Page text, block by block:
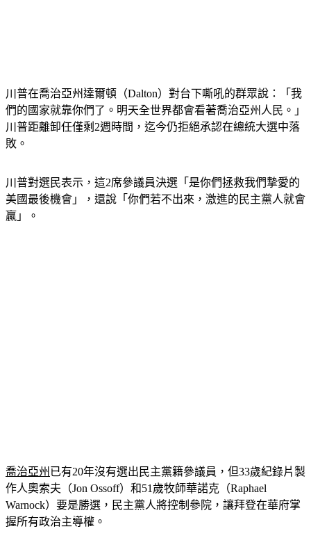
川普在喬治亞州達爾頓（Dalton）對台下嘶吼的群眾說：「我
們的國家就靠你們了。明天全世界都會看著喬治亞州人民。」
川普距離卸任僅剩2週時間，迄今仍拒絕承認在總統大選中落
敗。
川普對選民表示，這2席參議員決選「是你們拯救我們摯愛的
美國最後機會」，還說「你們若不出來，激進的民主黨人就會
贏」。
喬治亞州 已有20年沒有選出民主黨籍參議員，但33歲紀錄片製
作人奧索夫（Jon Ossoff）和51歲牧師華諾克（Raphael
Warnock）要是勝選，民主黨人將控制參院，讓拜登在華府掌
握所有政治主導權。